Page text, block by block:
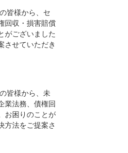
皆様から、セ
回収・損害賠償
がございました
させていただき
皆様から、未
業法務、債権回
お困りのことが
方法をご提案さ